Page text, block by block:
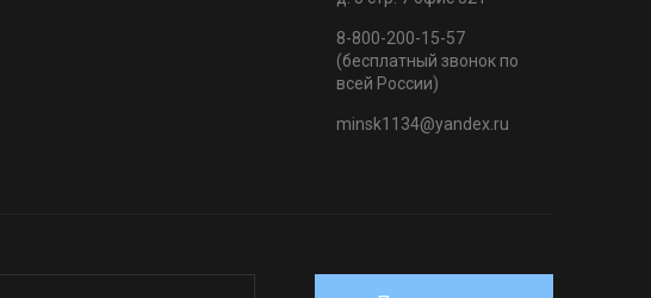
8-800-200-15-57
(бесплатный звонок по
всей России)
minsk1134@yandex.ru